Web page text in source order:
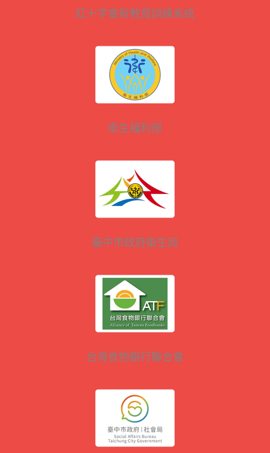
紅十字會新教育訓練系統
衛生福利部
臺中市政府衛生局
台灣食物銀行聯合會